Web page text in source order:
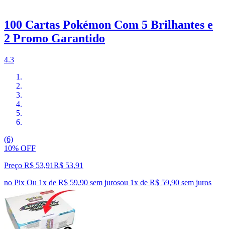
100 Cartas Pokémon Com 5 Brilhantes e
2 Promo Garantido
4.3
(6)
10% OFF
Preço R$ 53,91R$ 53,91
no Pix Ou 1x de R$ 59,90 sem jurosou 1x de R$ 59,90 sem juros